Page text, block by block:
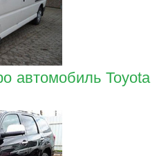
автомобиль Toyota